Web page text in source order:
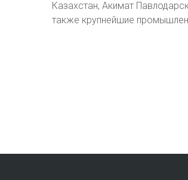
Казахстан, Акимат
также крупнейшие